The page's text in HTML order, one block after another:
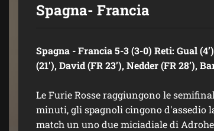
Spagna- Francia
Spagna - Francia 5-3 (3-0) Reti: Gual
(21’), David (FR 23’), Nedder (FR 28’),
Le Furie Rosse raggiungono le
minuti, gli spagnoli cingono d'assedio
match un uno due miciadiale di